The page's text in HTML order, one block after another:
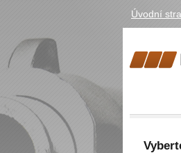
Úvodní